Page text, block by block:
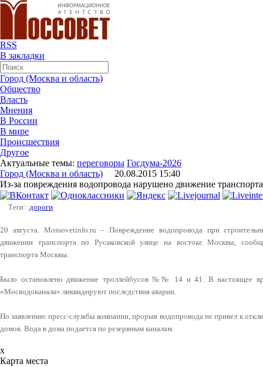
RSS
В закладки
Город (Москва и область)
Общество
Власть
Мнения
В России
В мире
Происшествия
Другое
Актуальные темы: переговоры Госдума-2026
Город (Москва и область) 20.08.2015 15:40
Из-за повреждения водопровода нарушено движение
Теги: дороги
20 августа. Mossovetinfo.ru – Повреждение водопровода при
движении транспорта по Русаковской улице на востоке Москвы,
транспорта Москвы.
Было остановлено движение троллейбусов №№ 14 и 41. В настоящее
«Мосводоканала» ликвидируют последствия аварии.
По заявлению пресс-службы компании, прорыв водопровода не привел к
домов. Вода в дома подается по резервным каналам.
x
Карта места